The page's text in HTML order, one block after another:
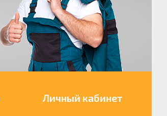
Личный кабинет